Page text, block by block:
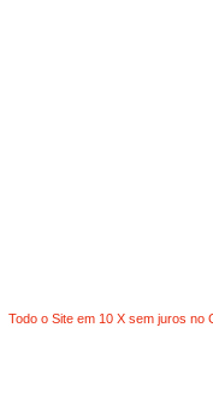
Todo o Site em 10 X sem juros no